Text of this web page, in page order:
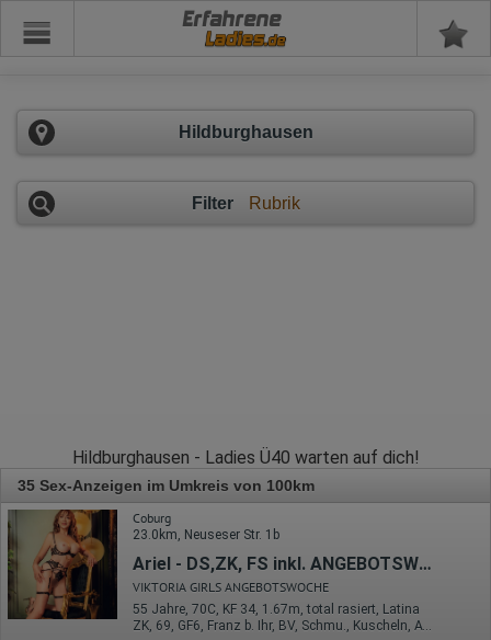
Erfahrene
Hildburghausen
Filter Rubrik
Hildburghausen - Ladies Ü40 warten auf dich!
35 Sex-Anzeigen im Umkreis von 100km
Coburg
23.0km, Neuseser Str. 1b
Ariel - DS,ZK, FS inkl. ANGEBOTSWOCHE
VIKTORIA GIRLS ANGEBOTSWOCHE
55 Jahre, 70C, KF 34, 1.67m, total rasiert, Latina
ZK, 69, GF6, Franz b. Ihr, BV, Schmu., Kuscheln, AV b. Ihm